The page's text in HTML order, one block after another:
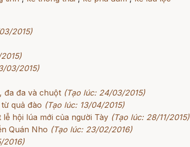
2015)
03/2015)
đa đa và chuột (Tạo lúc: 24/03/2015)
quả đào (Tạo lúc: 13/04/2015)
hội lúa mới của người Tày (Tạo lúc: 28/11/2015)
Quán Nho (Tạo lúc: 23/02/2016)
2016)